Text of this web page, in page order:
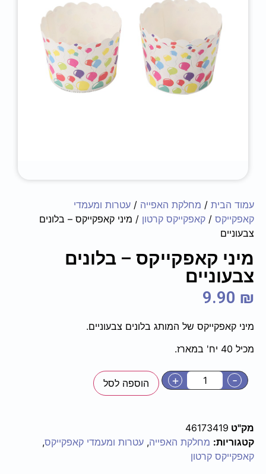
29.90 ₪
עמוד הבית / מחלקת האפייה / עטרות ומעמדי
קאפקייקס / קאפקייקס קרטון / מיני קאפקייקס – בלונים
צבעוניים
מיני קאפקייקס – בלונים
צבעוניים
9.90 ₪
מיני קאפקייקס של המותג בלונים צבעוניים.
מכיל 40 יח' במארז.
-
+ הוספה לסל
מק"ט 46173419
קטגוריות: מחלקת האפייה, עטרות ומעמדי קאפקייקס,
קאפקייקס קרטון